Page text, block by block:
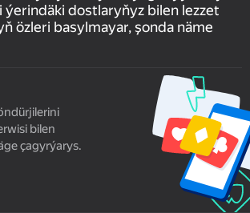
ýerindäki dostlaryňyz bilen lezzet
özleri basylmayar, şonda näme
bilen
çagyrýarys.